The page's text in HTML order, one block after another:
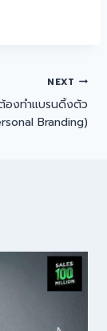
NEXT
งทำแบรนดิ้งตัว
Branding)